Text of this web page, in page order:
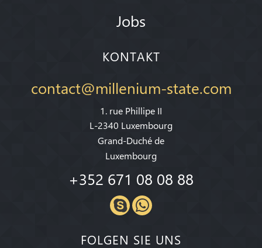
Jobs
KONTAKT
contact@millenium-state.com
1. rue Phillipe II
L-2340 Luxembourg
Grand-Duché de
Luxembourg
+352 671 08 08 88
FOLGEN SIE UNS